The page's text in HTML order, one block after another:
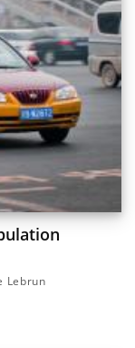
Lebrun